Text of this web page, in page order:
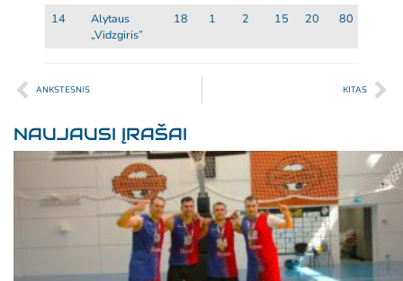
14
Alytaus
„Vidzgiris”
18 1 2 15 20 80
ANKSTESNIS KITAS
NAUJAUSI ĮRAŠAI